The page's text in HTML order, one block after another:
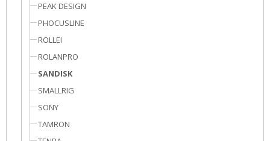
PEAK DESIGN
PHOCUSLINE
ROLLEI
ROLANPRO
SANDISK
SMALLRIG
SONY
TAMRON